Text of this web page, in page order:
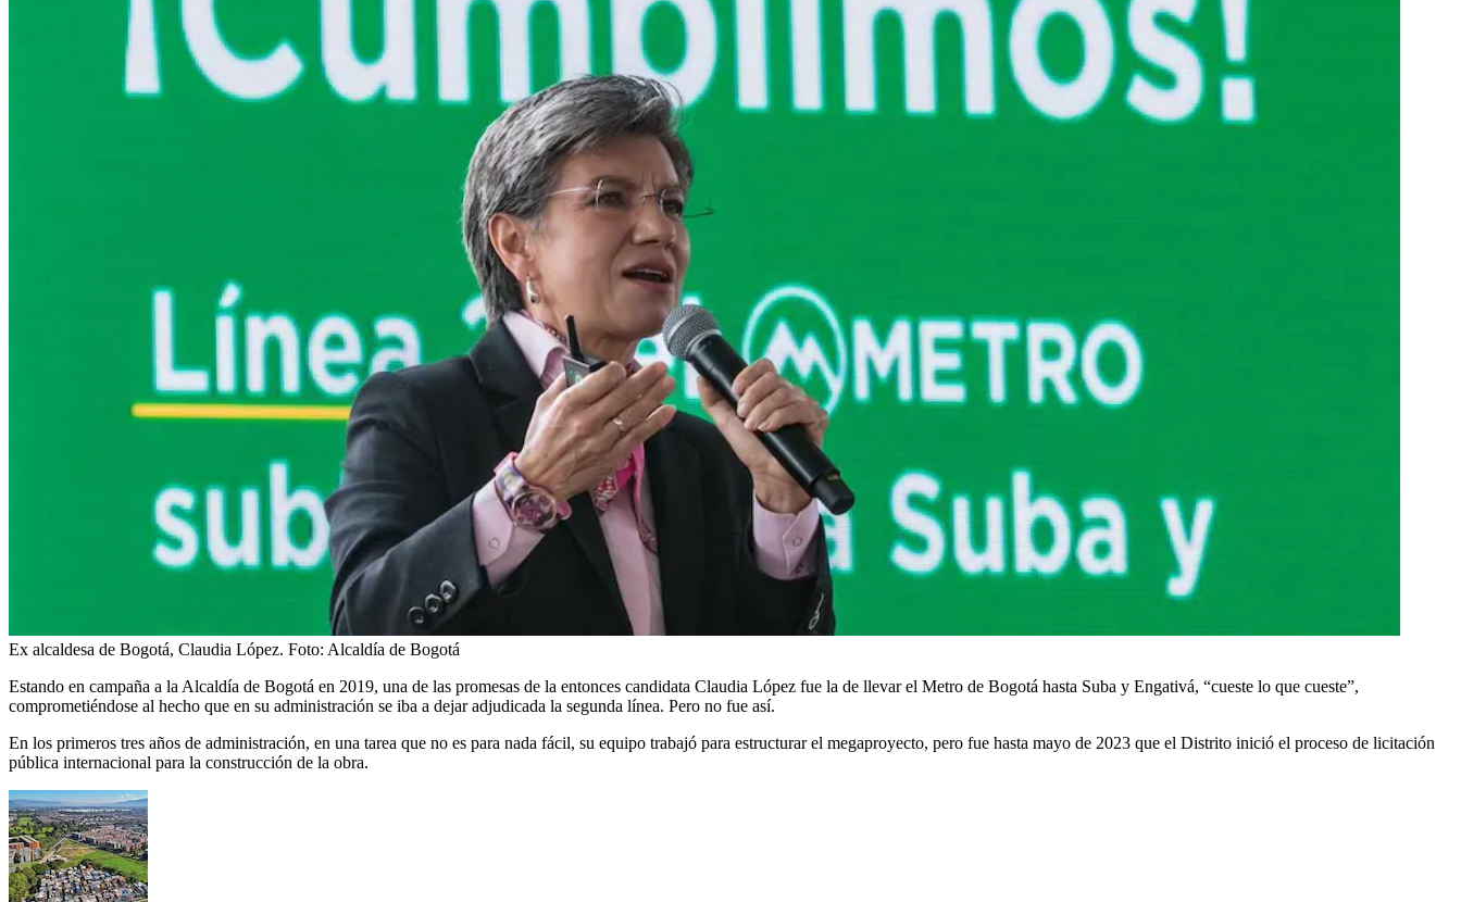
Ex alcaldesa de Bogotá, Claudia López. Foto: Alcaldía de Bogotá
Estando en campaña a la Alcaldía de Bogotá en 2019, una de las promesas de la entonces candidata Claudia López fue la de llevar el Metro de Bogotá hasta Suba y Engativá, “cueste lo que cueste”,
comprometiéndose al hecho que en su administración se iba a dejar adjudicada la segunda línea. Pero no fue así.
En los primeros tres años de administración, en una tarea que no es para nada fácil, su equipo trabajó para estructurar el megaproyecto, pero fue hasta mayo de 2023 que el Distrito inició el proceso de licitación
pública internacional para la construcción de la obra.